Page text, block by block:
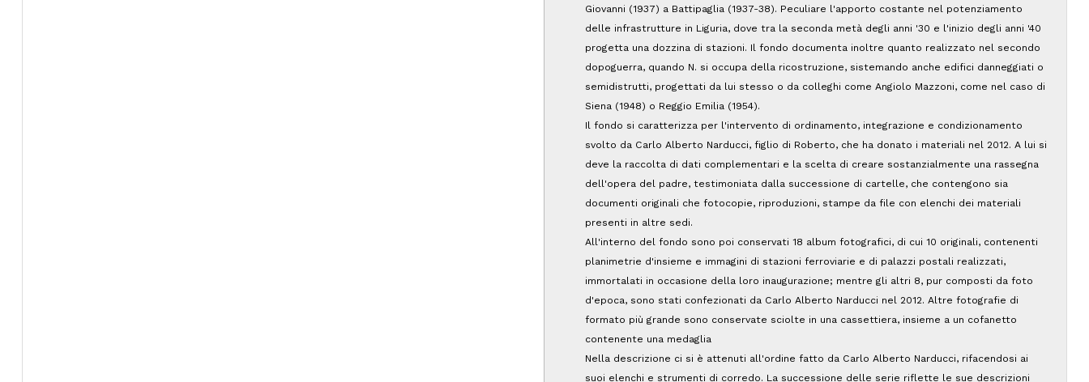
Giovanni (1937) a Battipaglia (1937-38). Peculiare l'apporto costante nel potenziamento
delle infrastrutture in Liguria, dove tra la seconda metà degli anni '30 e l'inizio degli anni '40
progetta una dozzina di stazioni. Il fondo documenta inoltre quanto realizzato nel secondo
dopoguerra, quando N. si occupa della ricostruzione, sistemando anche edifici danneggiati o
semidistrutti, progettati da lui stesso o da colleghi come Angiolo Mazzoni, come nel caso di
Siena (1948) o Reggio Emilia (1954).
Il fondo si caratterizza per l'intervento di ordinamento, integrazione e condizionamento
svolto da Carlo Alberto Narducci, figlio di Roberto, che ha donato i materiali nel 2012. A lui si
deve la raccolta di dati complementari e la scelta di creare sostanzialmente una rassegna
dell'opera del padre, testimoniata dalla successione di cartelle, che contengono sia
documenti originali che fotocopie, riproduzioni, stampe da file con elenchi dei materiali
presenti in altre sedi.
All'interno del fondo sono poi conservati 18 album fotografici, di cui 10 originali, contenenti
planimetrie d'insieme e immagini di stazioni ferroviarie e di palazzi postali realizzati,
immortalati in occasione della loro inaugurazione; mentre gli altri 8, pur composti da foto
d'epoca, sono stati confezionati da Carlo Alberto Narducci nel 2012. Altre fotografie di
formato più grande sono conservate sciolte in una cassettiera, insieme a un cofanetto
contenente una medaglia
Nella descrizione ci si è attenuti all'ordine fatto da Carlo Alberto Narducci, rifacendosi ai
suoi elenchi e strumenti di corredo. La successione delle serie riflette le sue descrizioni